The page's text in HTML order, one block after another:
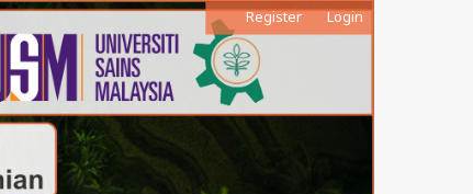
Register Login